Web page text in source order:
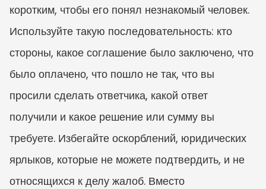
коротким, чтобы его понял незнакомый человек.
Используйте такую последовательность: кто
стороны, какое соглашение было заключено, что
было оплачено, что пошло не так, что вы
просили сделать ответчика, какой ответ
получили и какое решение или сумму вы
требуете. Избегайте оскорблений, юридических
ярлыков, которые не можете подтвердить, и не
относящихся к делу жалоб. Вместо